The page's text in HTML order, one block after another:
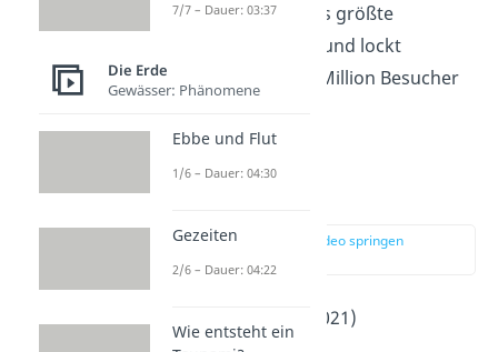
Schützenfest. Es ist das größte
Schützenfest der Welt und lockt
regelmäßig etwa eine Million Besucher
Kiel
zur Stelle im Video springen
: 248.000 (2021)
7/7 – Dauer: 03:37
Die Erde
Gewässer: Phänomene
Ebbe und Flut
1/6 – Dauer: 04:30
Gezeiten
2/6 – Dauer: 04:22
Wie entsteht ein